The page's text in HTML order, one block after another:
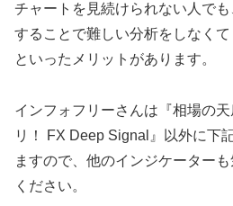
チャートを見続けられない人で
することで難しい分析をしなく
といったメリットがあります。
インフォフリーさんは『相場の
リ！ FX Deep Signal』以外に下
ますので、他のインジケーター
ください。